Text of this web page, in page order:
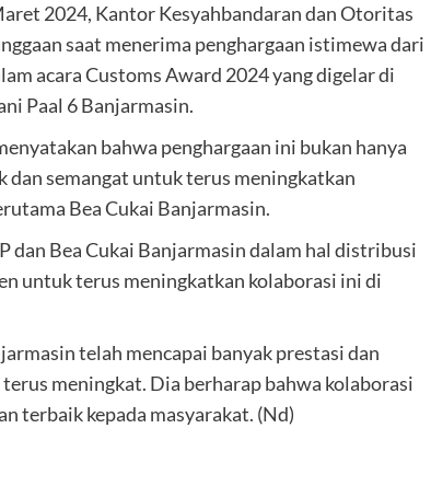
2024, Kantor Kesyahbandaran dan Otoritas
saat menerima penghargaan istimewa dari
acara Customs Award 2024 yang digelar di
Paal 6 Banjarmasin.
bahwa penghargaan ini bukan hanya
dan semangat untuk terus meningkatkan
Bea Cukai Banjarmasin.
dan Bea Cukai Banjarmasin dalam hal distribusi
untuk terus meningkatkan kolaborasi ini di
telah mencapai banyak prestasi dan
meningkat. Dia berharap bahwa kolaborasi
terbaik kepada masyarakat. (Nd)